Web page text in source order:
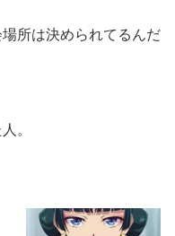
所は決められてるんだ
。